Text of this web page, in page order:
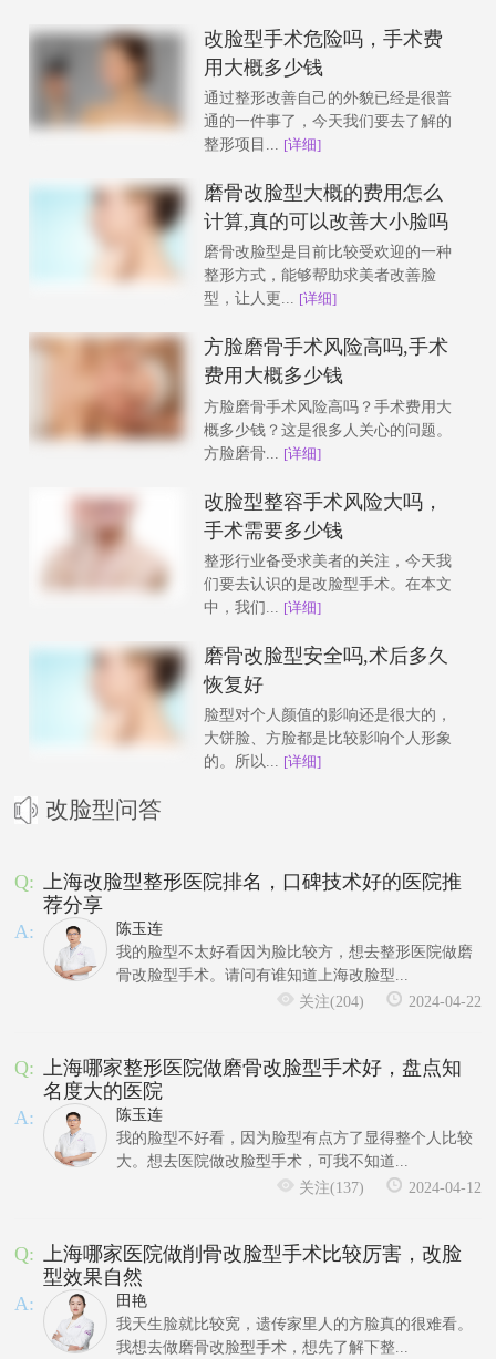
改脸型手术危险吗，手术费
用大概多少钱
通过整形改善自己的外貌已经是很普
通的一件事了，今天我们要去了解的
整形项目... [详细]
磨骨改脸型大概的费用怎么
计算,真的可以改善大小脸吗
磨骨改脸型是目前比较受欢迎的一种
整形方式，能够帮助求美者改善脸
型，让人更... [详细]
方脸磨骨手术风险高吗,手术
费用大概多少钱
方脸磨骨手术风险高吗？手术费用大
概多少钱？这是很多人关心的问题。
方脸磨骨... [详细]
改脸型整容手术风险大吗，
手术需要多少钱
整形行业备受求美者的关注，今天我
们要去认识的是改脸型手术。在本文
中，我们... [详细]
磨骨改脸型安全吗,术后多久
恢复好
脸型对个人颜值的影响还是很大的，
大饼脸、方脸都是比较影响个人形象
的。所以... [详细]
改脸型问答
Q:
上海改脸型整形医院排名，口碑技术好的医院推
荐分享
A:
陈玉连
我的脸型不太好看因为脸比较方，想去整形医院做磨
骨改脸型手术。请问有谁知道上海改脸型...
关注(204)
2024-04-22
Q:
上海哪家整形医院做磨骨改脸型手术好，盘点知
名度大的医院
A:
陈玉连
我的脸型不好看，因为脸型有点方了显得整个人比较
大。想去医院做改脸型手术，可我不知道...
关注(137)
2024-04-12
Q:
上海哪家医院做削骨改脸型手术比较厉害，改脸
型效果自然
A:
田艳
我天生脸就比较宽，遗传家里人的方脸真的很难看。
我想去做磨骨改脸型手术，想先了解下整...